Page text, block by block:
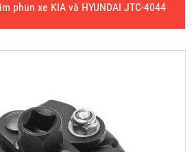
phun xe KIA và HYUNDAI JTC-4044